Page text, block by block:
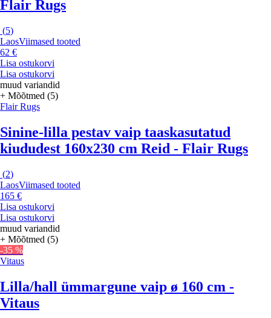
Flair Rugs
(5)
LaosViimased tooted
62 €
Lisa ostukorvi
Lisa ostukorvi
muud variandid
+ Mõõtmed (5)
Flair Rugs
Sinine-lilla pestav vaip taaskasutatud
kiududest 160x230 cm Reid - Flair Rugs
(2)
LaosViimased tooted
165 €
Lisa ostukorvi
Lisa ostukorvi
muud variandid
+ Mõõtmed (5)
-35 %
Vitaus
Lilla/hall ümmargune vaip ø 160 cm -
Vitaus